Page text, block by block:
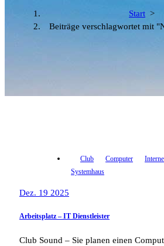
Start >
Beiträge verschlagwortet mit
Club Computer
Systemhaus
Dez. 19 2025
Arbeitsplatz – IT Dienstleister
Club Sound – Sie planen einen